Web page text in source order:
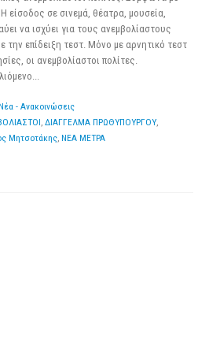
είσοδος σε σινεμά, θέατρα, μουσεία,
να ισχύει για τους ανεμβολίαστους
την επίδειξη τεστ. Μόνο με αρνητικό τεστ
οι ανεμβολίαστοι πολίτες.
- Ανακοινώσεις
, ΔΙΑΓΓΕΛΜΑ ΠΡΩΘΥΠΟΥΡΓΟΥ,
Μητσοτάκης, ΝΕΑ ΜΕΤΡΑ